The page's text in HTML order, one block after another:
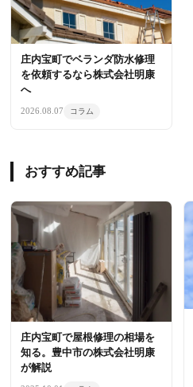
庄内宝町でベランダ防水修理
を依頼するなら株式会社明康
へ
2026.08.07 コラム
おすすめ記事
庄内宝町で屋根修理の相場を
知る。豊中市の株式会社明康
が解説